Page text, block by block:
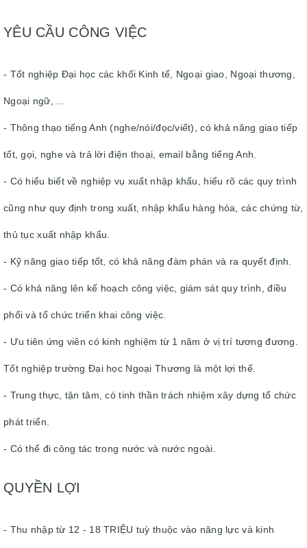
YÊU CẦU CÔNG VIỆC
- Tốt nghiệp Đại học các khối Kinh tế, Ngoại giao, Ngoại thương,
Ngoại ngữ, ...
- Thông thạo tiếng Anh (nghe/nói/đọc/viết), có khả năng giao tiếp
tốt, gọi, nghe và trả lời điện thoại, email bằng tiếng Anh.
- Có hiểu biết về nghiệp vụ xuất nhập khẩu, hiểu rõ các quy trình
cũng như quy định trong xuất, nhập khẩu hàng hóa, các chứng từ,
thủ tục xuất nhập khẩu.
- Kỹ năng giao tiếp tốt, có khả năng đàm phán và ra quyết định.
- Có khả năng lên kế hoạch công việc, giám sát quy trình, điều
phối và tổ chức triển khai công việc.
- Ưu tiên ứng viên có kinh nghiệm từ 1 năm ở vị trí tương đương.
Tốt nghiệp trường Đại học Ngoại Thương là một lợi thế.
- Trung thực, tận tâm, có tinh thần trách nhiệm xây dựng tổ chức
phát triển.
- Có thể đi công tác trong nước và nước ngoài.
QUYỀN LỢI
- Thu nhập từ 12 - 18 TRIỆU tuỳ thuộc vào năng lực và kinh